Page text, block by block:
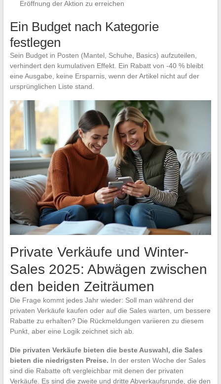
Eröffnung der Aktion zu erreichen
Ein Budget nach Kategorie
festlegen
Sein Budget in Posten (Mantel, Schuhe, Basics) aufzuteilen,
verhindert den kumulativen Effekt. Ein Rabatt von -40 % bleibt
eine Ausgabe, keine Ersparnis, wenn der Artikel nicht auf der
ursprünglichen Liste stand.
Private Verkäufe und Winter-
Sales 2025: Abwägen zwischen
den beiden Zeiträumen
Die Frage kommt jedes Jahr wieder: Soll man während der
privaten Verkäufe kaufen oder auf die Sales warten, um bessere
Rabatte zu erhalten? Die Rückmeldungen variieren zu diesem
Punkt, aber eine Logik zeichnet sich ab.
Die privaten Verkäufe bieten die beste Auswahl, die Sales
bieten die niedrigsten Preise. In der ersten Woche der Sales
sind die Rabatte oft vergleichbar mit denen der privaten
Verkäufe. Es sind die zweite und dritte Abverkaufsrunde, die den